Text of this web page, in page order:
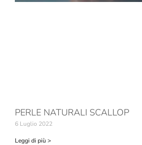
PERLE NATURALI SCALLOP
6 Luglio 2022
Leggi di più >